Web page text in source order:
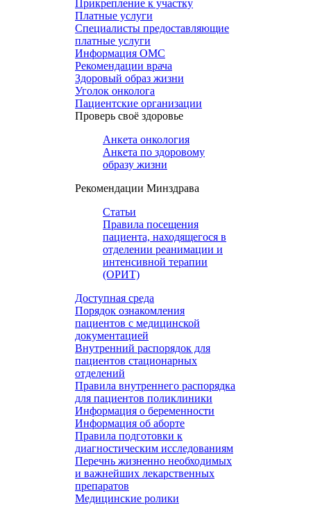
Прикрепление к участку
Платные услуги
Специалисты предоставляющие
платные услуги
Информация ОМС
Рекомендации врача
Здоровый образ жизни
Уголок онколога
Пациентские организации
Проверь своё здоровье
Анкета онкология
Анкета по здоровому
образу жизни
Рекомендации Минздрава
Статьи
Правила посещения
пациента, находящегося в
отделении реанимации и
интенсивной терапии
(ОРИТ)
Доступная среда
Порядок ознакомления
пациентов с медицинской
документацией
Внутренний распорядок для
пациентов стационарных
отделений
Правила внутреннего распорядка
для пациентов поликлиники
Информация о беременности
Информация об аборте
Правила подготовки к
диагностическим исследованиям
Перечнь жизненно необходимых
и важнейших лекарственных
препаратов
Медицинские ролики